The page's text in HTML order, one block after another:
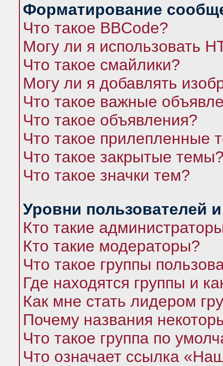
Форматирование
Что такое BBCode?
Могу ли я использовать
Что такое смайлики?
Могу ли я добавлять
Что такое важные
Что такое объявления?
Что такое прилепленные
Что такое закрытые
Что такое значки тем?
Уровни пользователей
Кто такие
Кто такие модераторы?
Что такое группы
Где находятся группы и
Как мне стать лидером
Почему названия
Что такое группа по
Что означает ссылка